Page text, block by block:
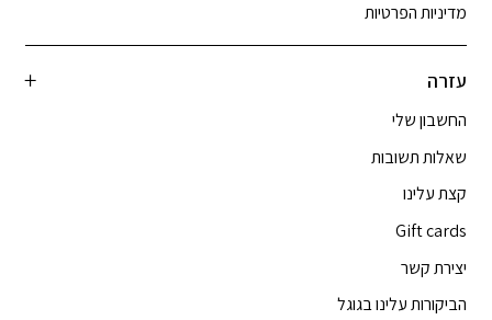
מדיניות הפרטיות
עזרה
החשבון שלי
שאלות תשובות
קצת עלינו
Gift cards
יצירת קשר
הביקורות עלינו בגוגל